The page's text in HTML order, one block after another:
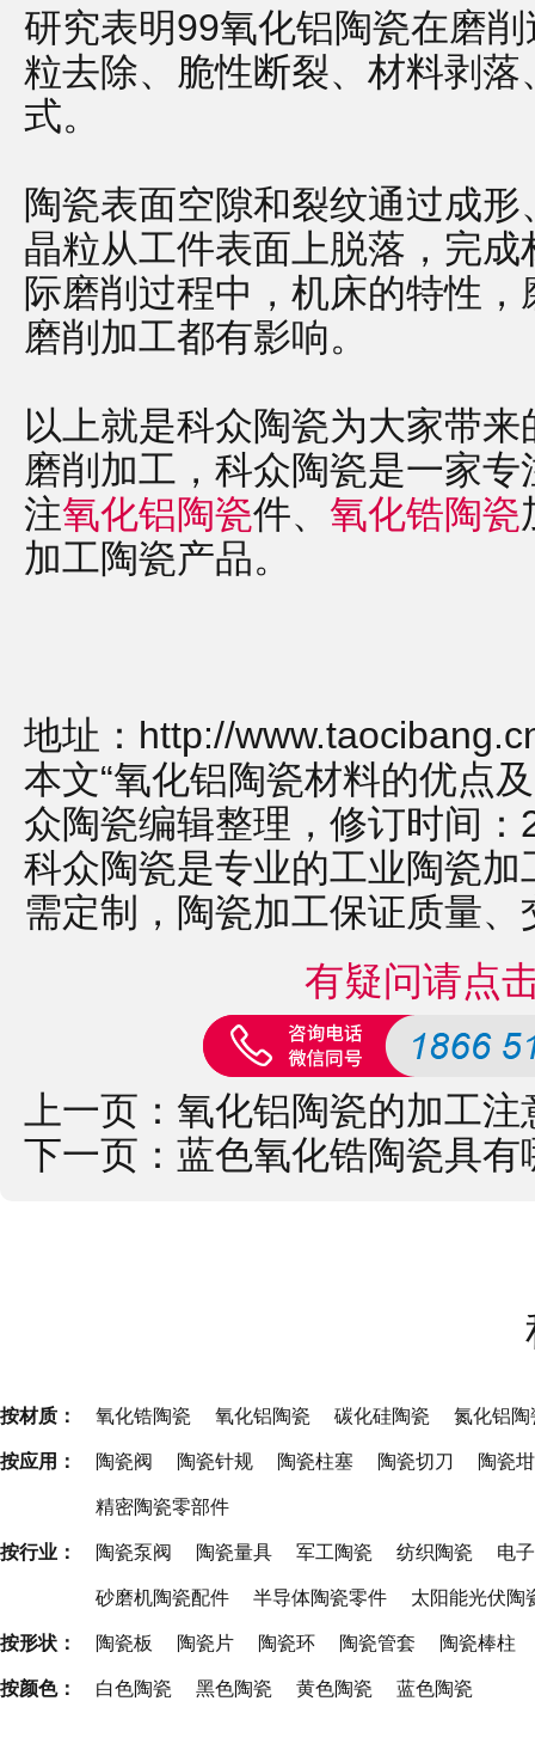
研究表明99氧化铝陶瓷在磨
粒去除、脆性断裂、材料剥
式。
陶瓷表面空隙和裂纹通过成
晶粒从工件表面上脱落，完
际磨削过程中，机床的特性
磨削加工都有影响。
以上就是科众陶瓷为大家带
磨削加工，科众陶瓷是一家
注氧化铝陶瓷件、 氧化锆陶瓷
加工陶瓷产品。
地址： http://
本文“氧化铝陶瓷材料的优点
众陶瓷编辑整理，修订时间
科众陶瓷是专业的工业陶瓷加
需定制， 陶瓷加工保证质量、
有疑问请点
上一页： 氧化铝陶瓷的加工
下一页： 蓝色氧化锆陶瓷具
按材质： 氧化锆陶瓷 氧化铝陶瓷 碳化硅陶瓷 氮化铝陶
按应用： 陶瓷阀 陶瓷针规 陶瓷柱塞 陶瓷切刀 陶瓷
精密陶瓷零部件
按行业： 陶瓷泵阀 陶瓷量具 军工陶瓷 纺织陶瓷 电
砂磨机陶瓷配件 半导体陶瓷零件 太阳能光伏陶
按形状： 陶瓷板 陶瓷片 陶瓷环 陶瓷管套 陶瓷棒柱
按颜色： 白色陶瓷 黑色陶瓷 黄色陶瓷 蓝色陶瓷